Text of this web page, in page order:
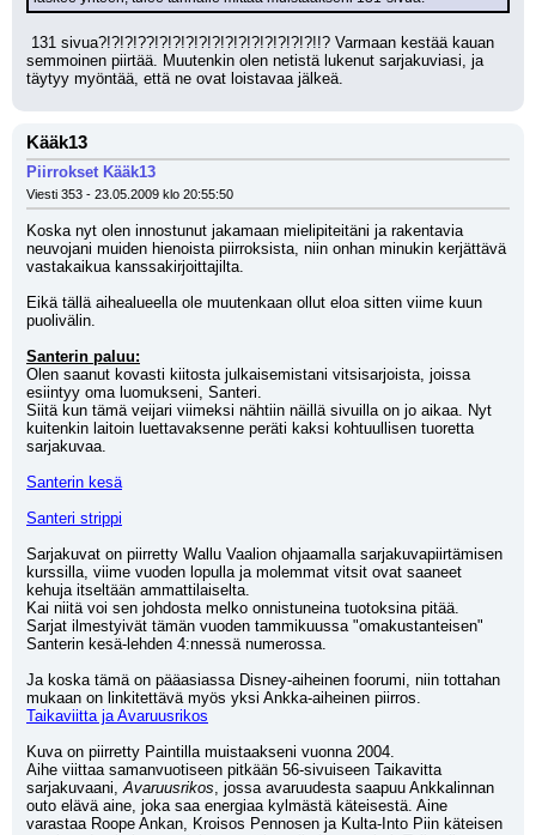
semmoinen piirtää. Muutenkin olen netistä lukenut sarjakuviasi, ja
täytyy myöntää, että ne ovat loistavaa jälkeä.
Kääk13
Piirrokset Kääk13
Viesti 353 - 23.05.2009 klo 20:55:50
Koska nyt olen innostunut jakamaan mielipiteitäni ja rakentavia
neuvojani muiden hienoista piirroksista, niin onhan minukin kerjättävä
vastakaikua kanssakirjoittajilta.
Eikä tällä aihealueella ole muutenkaan ollut eloa sitten viime kuun
puolivälin.
Santerin paluu:
Olen saanut kovasti kiitosta julkaisemistani vitsisarjoista, joissa
esiintyy oma luomukseni, Santeri.
Siitä kun tämä veijari viimeksi nähtiin näillä sivuilla on jo aikaa. Nyt
kuitenkin laitoin luettavaksenne peräti kaksi kohtuullisen tuoretta
sarjakuvaa.
Santerin kesä
Santeri strippi
Sarjakuvat on piirretty Wallu Vaalion ohjaamalla sarjakuvapiirtämisen
kurssilla, viime vuoden lopulla ja molemmat vitsit ovat saaneet
kehuja itseltään ammattilaiselta.
Kai niitä voi sen johdosta melko onnistuneina tuotoksina pitää.
Sarjat ilmestyivät tämän vuoden tammikuussa "omakustanteisen"
Santerin kesä-lehden 4:nnessä numerossa.
Ja koska tämä on pääasiassa Disney-aiheinen foorumi, niin tottahan
mukaan on linkitettävä myös yksi Ankka-aiheinen piirros.
Taikaviitta ja Avaruusrikos
Kuva on piirretty Paintilla muistaakseni vuonna 2004.
Aihe viittaa samanvuotiseen pitkään 56-sivuiseen Taikavitta
sarjakuvaani, Avaruusrikos, jossa avaruudesta saapuu Ankkalinnan
outo elävä aine, joka saa energiaa kylmästä käteisestä. Aine
varastaa Roope Ankan, Kroisos Pennosen ja Kulta-Into Piin käteisen